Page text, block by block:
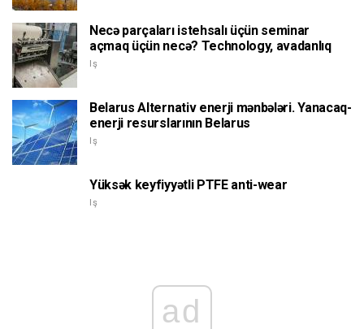
Necə parçaları istehsalı üçün seminar
açmaq üçün necə? Technology, avadanlıq
Iş
Belarus Alternativ enerji mənbələri. Yanacaq-
enerji resurslarının Belarus
Iş
Yüksək keyfiyyətli PTFE anti-wear
Iş
ad